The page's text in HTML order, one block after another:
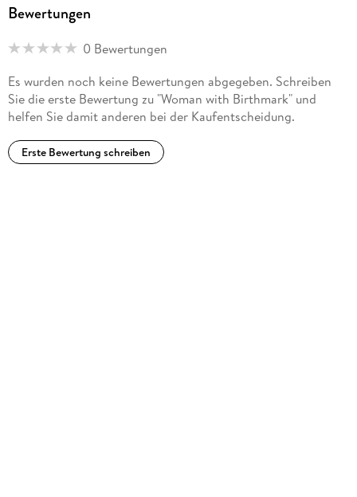
Bewertungen
0 Bewertungen
Es wurden noch keine Bewertungen abgegeben. Schreiben
Sie die erste Bewertung zu "Woman with Birthmark" und
helfen Sie damit anderen bei der Kaufentscheidung.
Erste Bewertung schreiben